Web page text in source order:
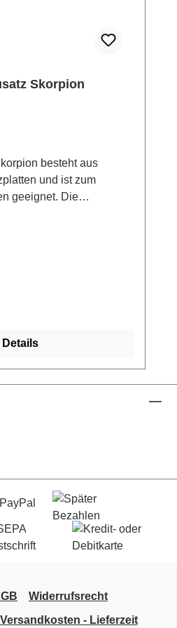
Skorpion
besteht aus
und ist zum
geeignet. Die
der Skorpion nach
ab 8
Kleinteile!
Werkzeug:
Holzleim
Details
Widerrufsrecht
Versandkosten - Lieferzeit